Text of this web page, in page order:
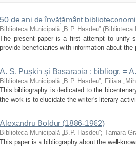
50 de ani de învățământ
Biblioteca Municipală „B.P. Hasdeu” (Biblioteca
The present paper is a first attempt to unify
provide beneficiaries with information about
A. S. Pușkin şi Basarabia : bibliogr. =
Biblioteca Municipală „B.P. Hasdeu”; Filiala
This bibliography is dedicated to the
the work is to elucidate the writer's literary
Alexandru Boldur (1886-1982)
Biblioteca Municipală „B.P. Hasdeu”; Tamara
This paper is a bibliography about the well-